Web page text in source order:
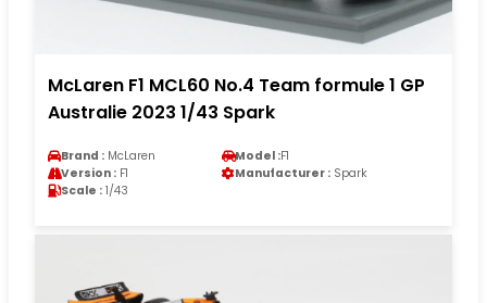
McLaren F1 MCL60 No.4 Team formule 1 GP
Australie 2023 1/43 Spark
Brand : McLaren Model :F1
Version : F1 Manufacturer : Spark
Scale : 1/43